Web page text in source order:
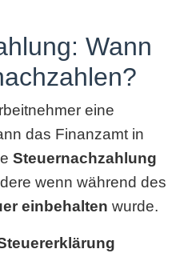
Wann
eine
das Finanzamt in
Steuernachzahlung
wenn während des
einbehalten wurde.